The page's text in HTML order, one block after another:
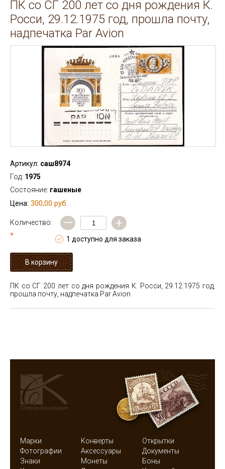
ПК со СГ 200 лет со дня рождения К.
Росси, 29.12.1975 год, прошла почту,
надпечатка Par Avion
Артикул: саш8974
Год: 1975
Состояние: гашеные
Цена: 300,00 руб.
Количество:
*
— +
1 доступно для заказа
ПК со СГ 200 лет со дня рождения К. Росси, 29.12.1975 год,
прошла почту, надпечатка Par Avion
Марки Конверты
Открытки
Фотографии
Аксессуары
Документы
Знаки
Монеты
Боны